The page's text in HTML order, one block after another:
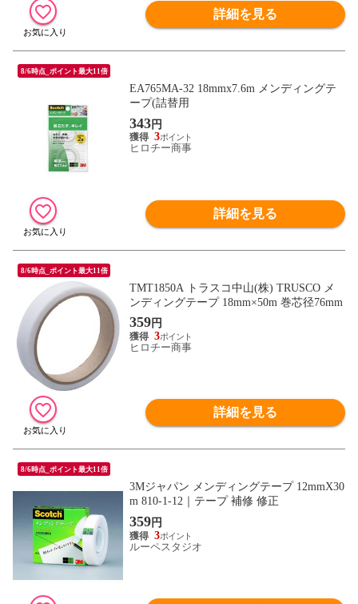
詳細を見る
8/6時点_ポイント最大11倍
EA765MA-32 18mmx7.6m メンディングテ
ープ(詰替用
343円
3
ヒロチー商事
詳細を見る
8/6時点_ポイント最大11倍
TMT1850A トラスコ中山(株) TRUSCO メ
ンディングテープ 18mm×50m 巻芯径76mm
359円
3
ヒロチー商事
詳細を見る
8/6時点_ポイント最大11倍
3Mジャパン メンディングテープ 12mmX30
m 810-1-12｜テープ 補修 修正
359円
3
ルーペスタジオ